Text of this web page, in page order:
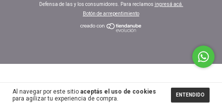
Al navegar por este sitio aceptás el uso de cookies
para agilizar tu experiencia de compra.
ENTENDIDO
Defensa de las y los consumidores. Para reclamos ingresá acá.
Botón de arrepentimiento